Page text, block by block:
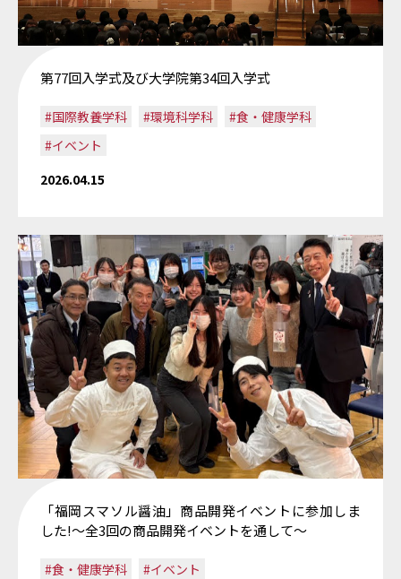
第77回入学式及び大学院第34回入学式
#国際教養学科 #環境科学科
#食・健康学科
#イベント
2026.04.15
「福岡スマソル醤油」商品開発イベントに参加しま
した!〜全3回の商品開発イベントを通して〜
#食・健康学科
#イベント